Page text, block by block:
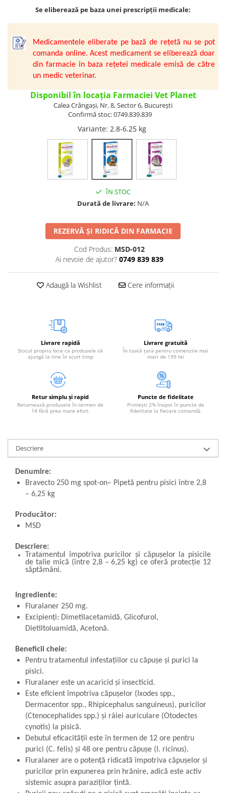
Periaj și Descâlcit Câini
Clești și Forfecuțe
Diverse
Accesorii Câini
Medalioane
Dispozitive pentru administrare
tratamente
Hamuri, Zgărzi și Lese
Covorașe absorbante
Clești și Forfecuțe
Accesorii Pisici
Dispozitive pentru administrare
tratamente
Medalioane
Rucsace și Articole de Transport
Dispozitive Automate pentru
Tiroida și Hormoni
Tratamentul Rănilor
Alte Afecțiuni
Vetoquinol
VetPlus
Virbac
Wepharm
Zoetis
Se eliberează pe baza unei prescripții medicale:
Medicamentele eliberate pe bază de rețetă nu se pot
comanda online. Acest medicament se eliberează doar
din farmacie în baza rețetei medicale emisă de către
un medic veterinar.
Disponibil în locația Farmaciei Vet Planet
Calea Crângași, Nr. 8, Sector 6, București
Confirmă stoc: 0749.839.839
Variante: 2.8-6.25 kg
ÎN STOC
Durată de livrare: N/A
REZERVĂ ȘI RIDICĂ DIN FARMACIE
Cod Produs: MSD-012
Ai nevoie de ajutor? 0749 839 839
Adaugă la Wishlist Cere informații
Livrare rapidă
Stocul propriu face ca produsele să
ajungă la tine în scurt timp
Livrare gratuită
În toată țara pentru comenzile mai
mari de 199 lei
Retur simplu și rapid
Returnează produsele în termen de
14 fără prea mare efort.
Puncte de fidelitate
Primești 2% înapoi în puncte de
fidelitate la fiecare comandă.
Descriere
Denumire:
Bravecto 250 mg spot-on– Pipetă pentru pisici între 2,8
– 6,25 kg
Producător:
MSD
Descriere:
Tratamentul împotriva puricilor și căpușelor la pisicile
de talie mică (între 2,8 – 6,25 kg) ce oferă protecție 12
săptămâni.
Ingrediente:
Fluralaner 250 mg.
Excipienți: Dimetilacetamidă, Glicofurol,
Dietiltoluamidă, Acetonă.
Beneficii cheie:
Pentru tratamentul infestațiilor cu căpușe și purici la
pisici.
Fluralaner este un acaricid și insecticid.
Este eficient împotriva căpușelor (Ixodes spp.,
Dermacentor spp., Rhipicephalus sanguineus), puricilor
(Ctenocephalides spp.) și râiei auriculare (Otodectes
cynotis) la pisică.
Debutul eficacității este în termen de 12 ore pentru
purici (C. felis) și 48 ore pentru căpușe (I. ricinus).
Fluralaner are o potență ridicată împotriva căpușelor și
puricilor prin expunerea prin hrănire, adică este activ
sistemic asupra paraziților țintă.